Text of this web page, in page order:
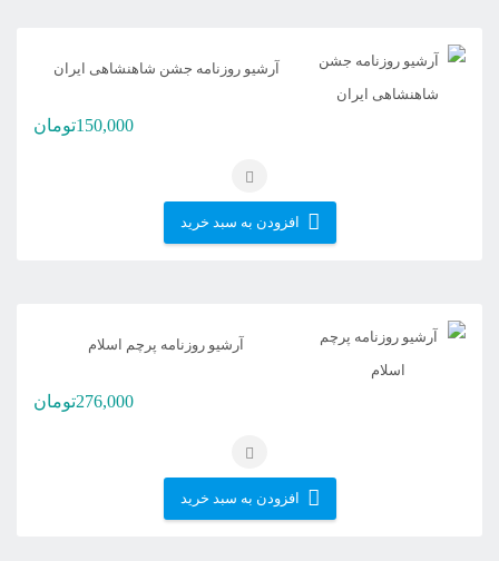
آرشیو روزنامه جشن شاهنشاهی ایران
150,000تومان
افزودن به سبد خرید
آرشیو روزنامه پرچم اسلام
276,000تومان
افزودن به سبد خرید